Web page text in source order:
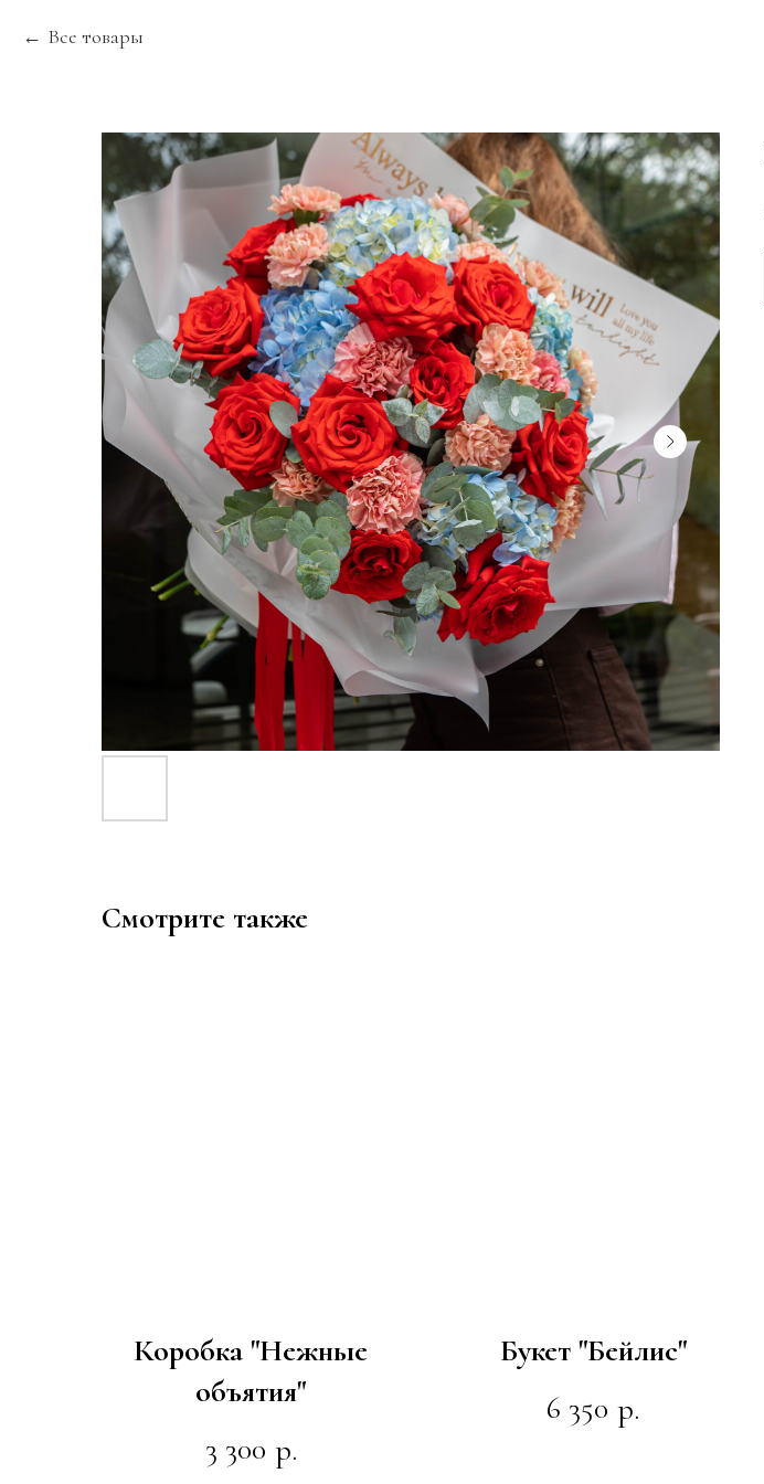
Все товары
Смотрите также
Коробка "Нежные
объятия"
3 300 р.
Букет "Бейлис"
6 350 р.